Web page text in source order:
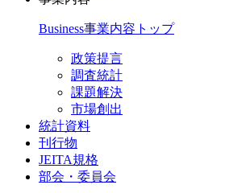
Business事業内容トップ
政策提言
調査統計
課題解決
市場創出
統計資料
刊行物
JEITA規格
部会・委員会